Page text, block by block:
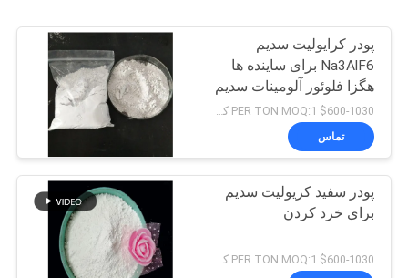
پودر کرایولیت سدیم
Na3AlF6 برای ساینده ها
هگزا فلوئور آلومینات سدیم
$600-1030 PER TON MOQ:1 کیلوگرم
تماس
پودر سفید کریولیت سدیم
برای خرد کردن
$600-1030 PER TON MOQ:1 کیلوگرم